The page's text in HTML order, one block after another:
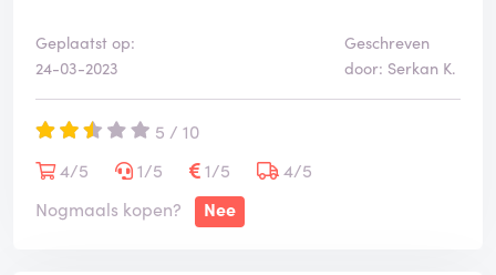
Geplaatst op:
24-03-2023
Geschreven
door: Serkan K.
5 / 10
4/5
1/5 1/5
4/5
Nogmaals kopen?
Nee